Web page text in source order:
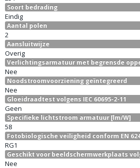
Soort bedrading
Eindig
Aantal polen
2
Aansluitwijze
Overig
Verlichtingsarmatuur met begrensde
Nee
Noodstroomvoorziening geïntegreerd
Nee
Gloeidraadtest volgens IEC 60695-2-11
Geen
Specifieke lichtstroom armatuur [lm/W]
58
Fotobiologische veiligheid conform EN
RG1
Geschikt voor beeldschermwerkplaats
Nee